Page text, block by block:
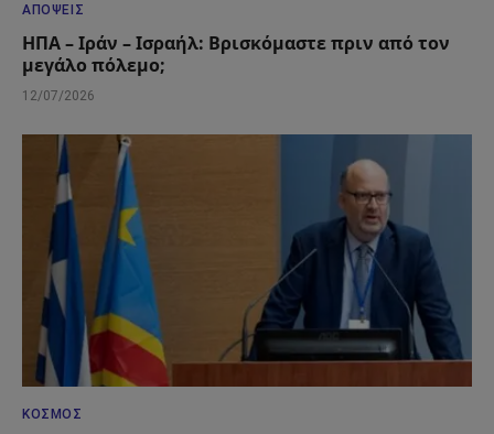
ΑΠΌΨΕΙΣ
ΗΠΑ – Ιράν – Ισραήλ: Βρισκόμαστε πριν από τον
μεγάλο πόλεμο;
12/07/2026
ΚΌΣΜΟΣ